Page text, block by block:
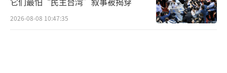
2026-08-08 10:47:35